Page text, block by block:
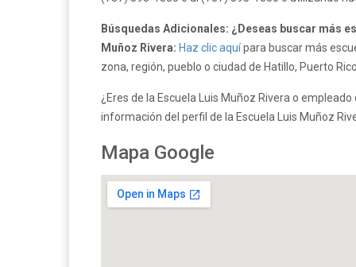
Búsquedas Adicionales: ¿Deseas buscar más
Muñoz Rivera: Haz clic aquípara buscar más
zona, región, pueblo o ciudad de Hatillo, Puerto
¿Eres de la Escuela Luis Muñoz Rivera o
información del perfil de la Escuela Luis Muñoz
Mapa Google